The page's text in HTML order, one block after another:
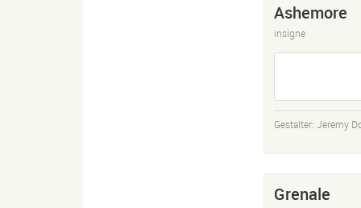
Ashemore
insigne
Gestalter: Jeremy
Grenale